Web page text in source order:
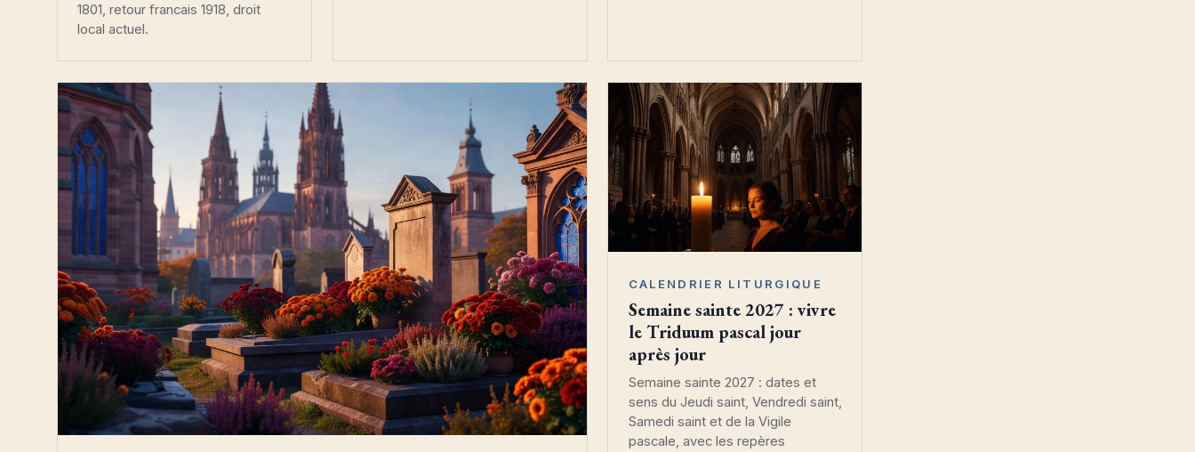
1801, retour francais 1918, droit
local actuel.
CALENDRIER LITURGIQUE
Semaine sainte 2027 : vivre
le Triduum pascal jour
après jour
Semaine sainte 2027 : dates et
sens du Jeudi saint, Vendredi saint,
Samedi saint et de la Vigile
pascale, avec les repères